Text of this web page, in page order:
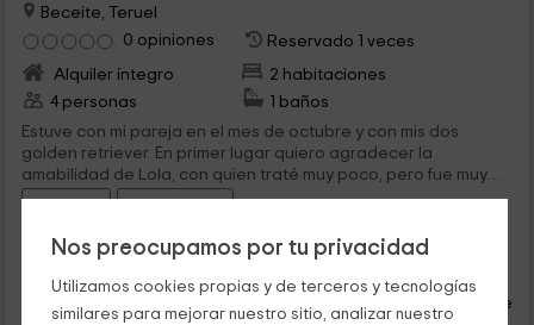
Nos preocupamos por tu privacidad
Utilizamos cookies propias y de terceros y tecnologías
similares para mejorar nuestro sitio, analizar nuestro
Beceite, Teruel
0 opiniones
Reservado 1 veces
Alquiler íntegro
2 habitaciones
4 personas
1 baños
Estuve con mi pareja en el mes de octubre y con mis dos
golden retriever. En primer lugar quiero agradecer la
amabilidad de Lola, con quien traté muy poco, pero fue muy
amable y atenta. Los alojamientos estan muy guapos, sobre
montaña. Lo único que se podría mejorar son los colchones
que no son muy confortables, por lo demás pasamos un fin de
semana maravilloso.
Reserva inmediata
Cancelación 30 días antes
desde23
persona y noche